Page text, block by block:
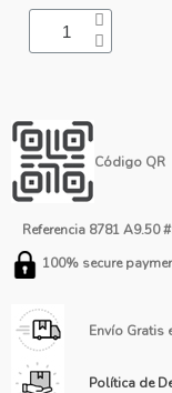
Código QR
Referencia 8781 A9.50
100% secure
Envío Gratis
Política de